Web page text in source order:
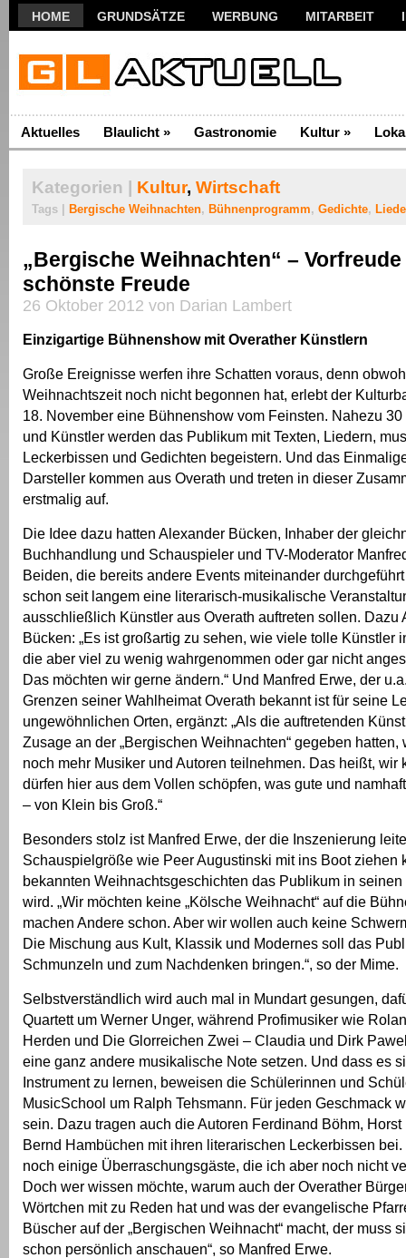
HOME GRUNDSÄTZE WERBUNG MITARBEIT
Aktuelles Blaulicht » Gastronomie Kultur »
Kategorien | Kultur, Wirtschaft
Tags | Bergische Weihnachten, Bühnenprogramm, Gedichte,
„Bergische Weihnachten“ –
schönste Freude
26 Oktober 2012 von Darian Lambert
Einzigartige Bühnenshow mit Overather Künstlern
Große Ereignisse werfen ihre Schatten voraus, denn
Weihnachtszeit noch nicht begonnen hat, erlebt der
18. November eine Bühnenshow vom Feinsten. Nahezu
und Künstler werden das Publikum mit Texten, Liedern,
Leckerbissen und Gedichten begeistern. Und das
Darsteller kommen aus Overath und treten in dieser
erstmalig auf.
Die Idee dazu hatten Alexander Bücken, Inhaber der
Buchhandlung und Schauspieler und TV-Moderator
Beiden, die bereits andere Events miteinander
schon seit langem eine literarisch-musikalische
ausschließlich Künstler aus Overath auftreten sollen. Dazu
Bücken: „Es ist großartig zu sehen, wie viele tolle Künstler
die aber viel zu wenig wahrgenommen oder gar nicht
Das möchten wir gerne ändern.“ Und Manfred Erwe, der
Grenzen seiner Wahlheimat Overath bekannt ist für seine
ungewöhnlichen Orten, ergänzt: „Als die auftretenden
Zusage an der „Bergischen Weihnachten“ gegeben
noch mehr Musiker und Autoren teilnehmen. Das heißt, wir
dürfen hier aus dem Vollen schöpfen, was gute und
– von Klein bis Groß.“
Besonders stolz ist Manfred Erwe, der die Inszenierung
Schauspielgröße wie Peer Augustinski mit ins Boot ziehen
bekannten Weihnachtsgeschichten das Publikum in
wird. „Wir möchten keine „Kölsche Weihnacht“ auf die
machen Andere schon. Aber wir wollen auch keine
Die Mischung aus Kult, Klassik und Modernes soll das
Schmunzeln und zum Nachdenken bringen.“, so der Mime.
Selbstverständlich wird auch mal in Mundart gesungen,
Quartett um Werner Unger, während Profimusiker wie
Herden und Die Glorreichen Zwei – Claudia und Dirk
eine ganz andere musikalische Note setzen. Und dass es
Instrument zu lernen, beweisen die Schülerinnen und
MusicSchool um Ralph Tehsmann. Für jeden Geschmack
sein. Dazu tragen auch die Autoren Ferdinand Böhm,
Bernd Hambüchen mit ihren literarischen Leckerbissen bei.
noch einige Überraschungsgäste, die ich aber noch nicht
Doch wer wissen möchte, warum auch der Overather
Wörtchen mit zu Reden hat und was der evangelische
Büscher auf der „Bergischen Weihnacht“ macht, der muss
schon persönlich anschauen“, so Manfred Erwe.